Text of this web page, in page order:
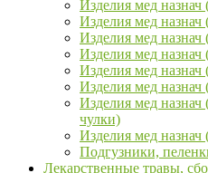
Изделия мед
Изделия мед
Изделия мед
Изделия мед
Изделия мед
Изделия мед
Изделия мед
чулки)
Изделия мед назнач
Подгузники,
Лекарственные травы,